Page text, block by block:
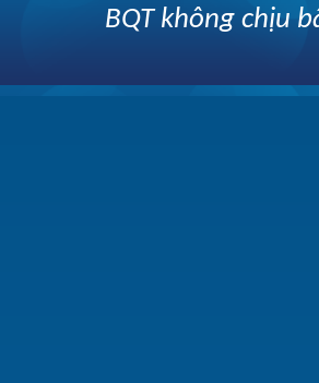
BQT không chịu